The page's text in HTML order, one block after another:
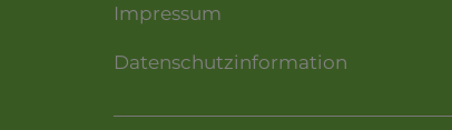
Impressum
Datenschutzinformation